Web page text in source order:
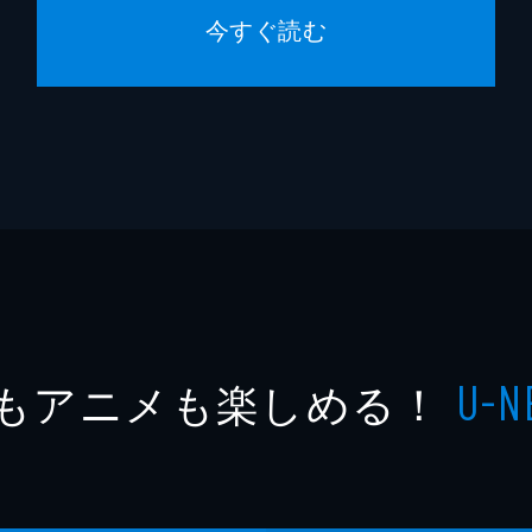
今すぐ読む
アニメも楽しめる！ U-